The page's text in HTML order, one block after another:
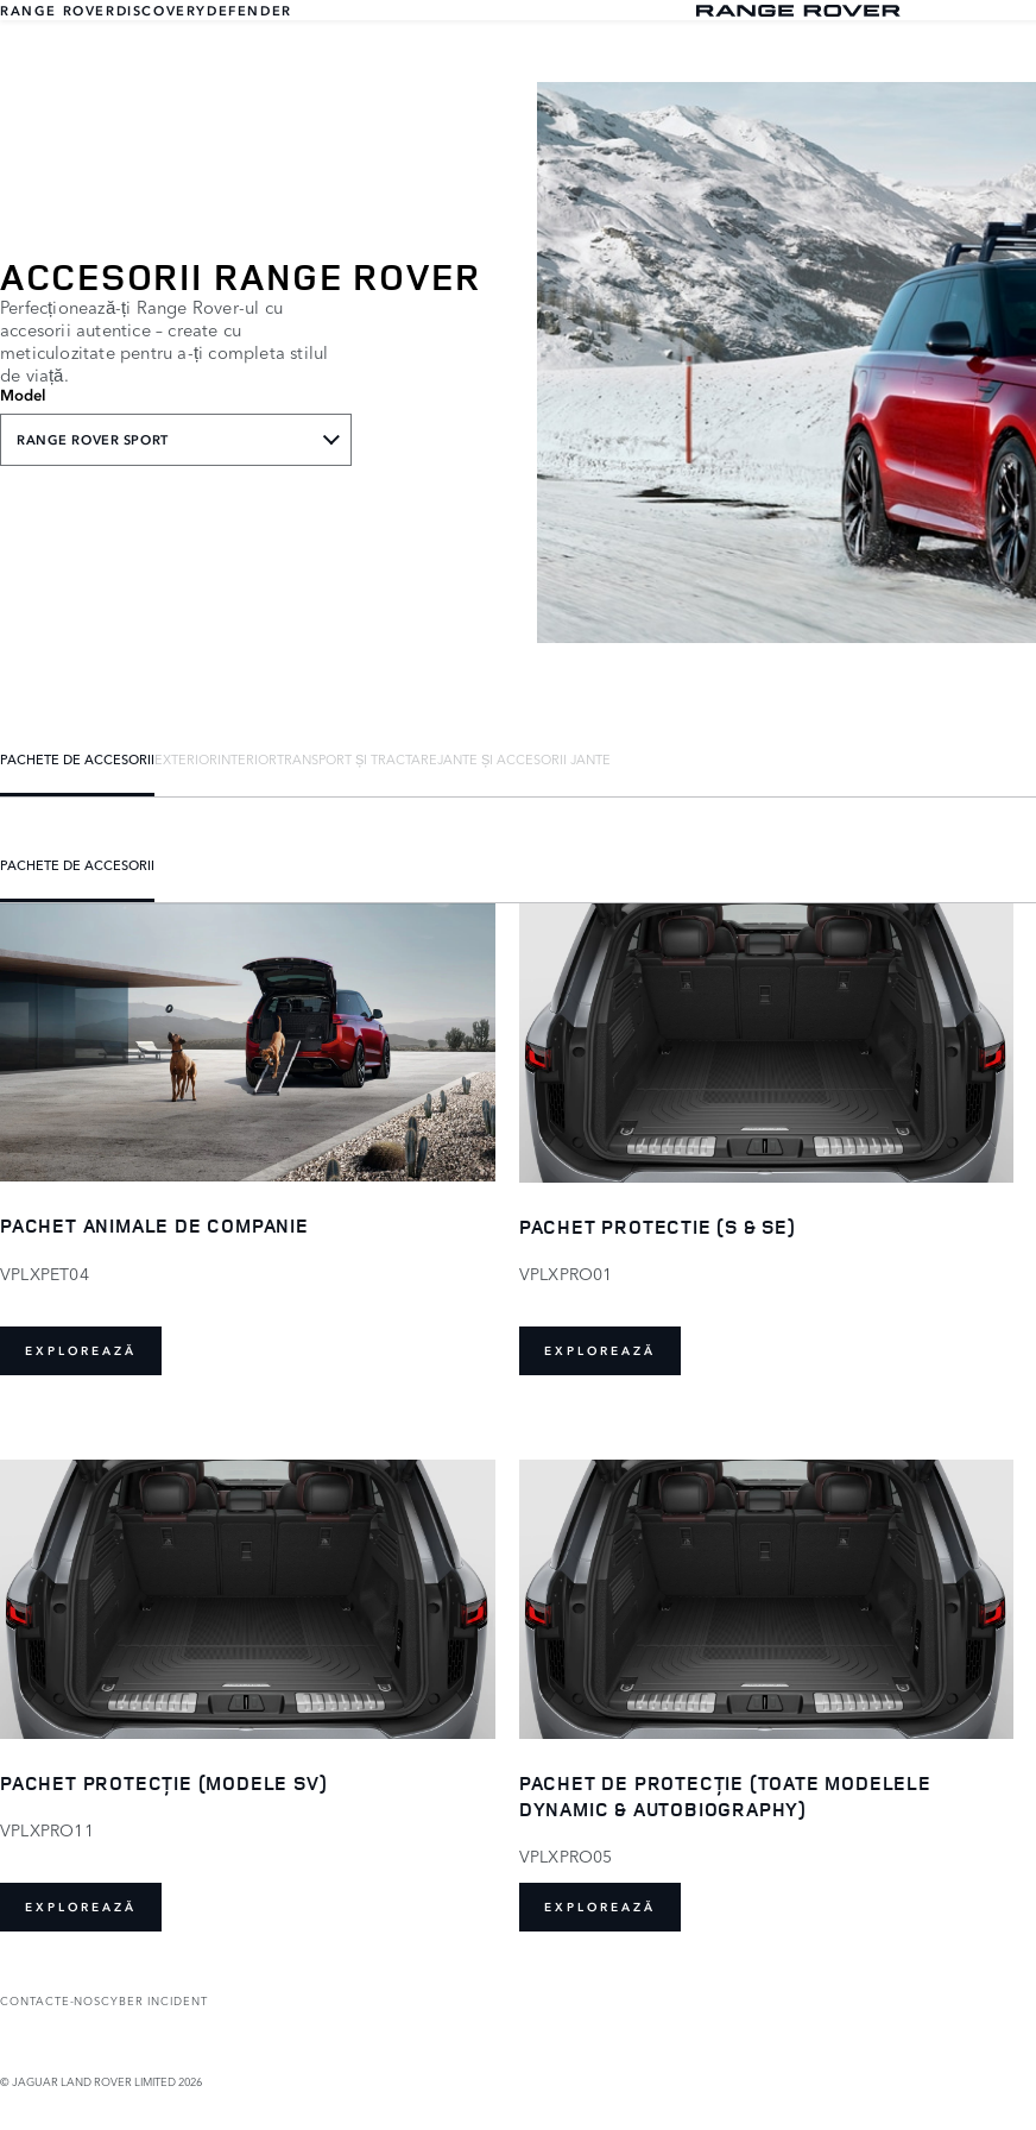
RANGE ROVERDISCOVERYDEFENDER
ACCESORII RANGE ROVER
Perfecționează-ți Range Rover-ul cu
accesorii autentice – create cu
meticulozitate pentru a-ți completa stilul
de viață.
Model
RANGE ROVER SPORT
PACHETE DE ACCESORIIEXTERIORINTERIORTRANSPORT ȘI TRACTAREJANTE ȘI ACCESORII JANTE
PACHETE DE ACCESORII
PACHET ANIMALE DE COMPANIE
VPLXPET04
EXPLOREAZĂ
PACHET PROTECTIE (S & SE)
VPLXPRO01
EXPLOREAZĂ
PACHET PROTECȚIE (MODELE SV)
VPLXPRO11
EXPLOREAZĂ
PACHET DE PROTECȚIE (TOATE MODELELE
DYNAMIC & AUTOBIOGRAPHY)
VPLXPRO05
EXPLOREAZĂ
CONTACTE-NOSCYBER INCIDENT
© JAGUAR LAND ROVER LIMITED 2026